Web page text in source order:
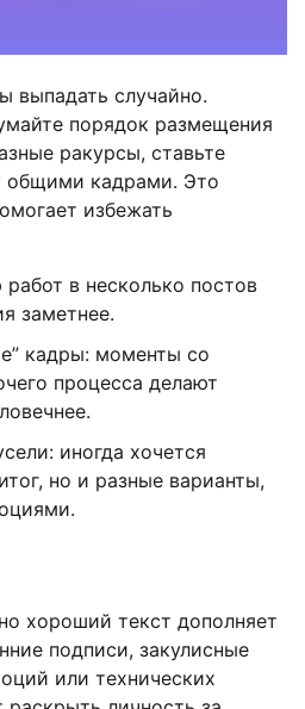
выпадать случайно.
порядок размещения
ракурсы, ставьте
общими кадрами. Это
избежать
в несколько постов
заметнее.
кадры: моменты со
процесса делают
иногда хочется
но и разные варианты,
хороший текст дополняет
подписи, закулисные
или технических